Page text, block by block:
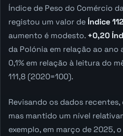
Índice de Peso do Comércio
registou um valor de Índice
aumento é modesto. +0,20
da Polónia em relação ao
0,1% em relação à leitura do
111,8 (2020=100).
Revisando os dados
mas mantido um nível
exemplo, em março de 2025,